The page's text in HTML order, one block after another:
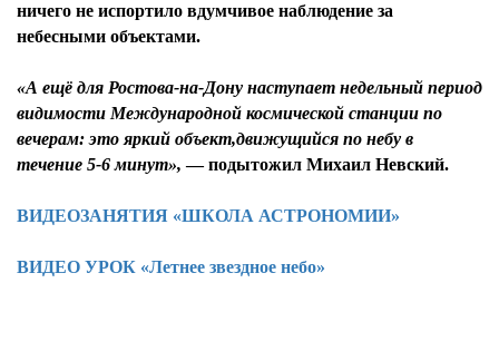
ничего не испортило вдумчивое наблюдение за
небесными объектами.
«А ещё для Ростова-на-Дону наступает недельный период
видимости Международной космической станции по
вечерам: это яркий объект,движущийся по небу в
течение 5-6 минут», — подытожил Михаил Невский.
ВИДЕОЗАНЯТИЯ «ШКОЛА АСТРОНОМИИ»
ВИДЕО УРОК «Летнее звездное небо»